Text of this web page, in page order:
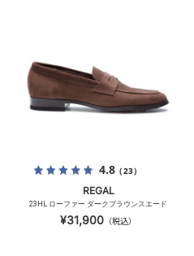
4.8（23）
REGAL
23HL ローファー ダークブラウンスエード
¥31,900 （税込）